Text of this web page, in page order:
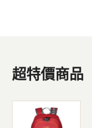
超特價商品